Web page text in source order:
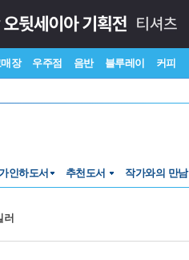
장 우주점 음반 블루레이 커피
인하도서 추천도서 작가와의 만남
러